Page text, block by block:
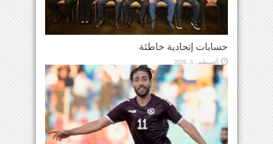
حسابات إتحادية خاطئة
أغسطس 5, 2026